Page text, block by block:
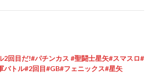
2回目だ!#パチンカス #聖闘士星矢#スマスロ#
バトル#2回目#GB#フェニックス#星矢